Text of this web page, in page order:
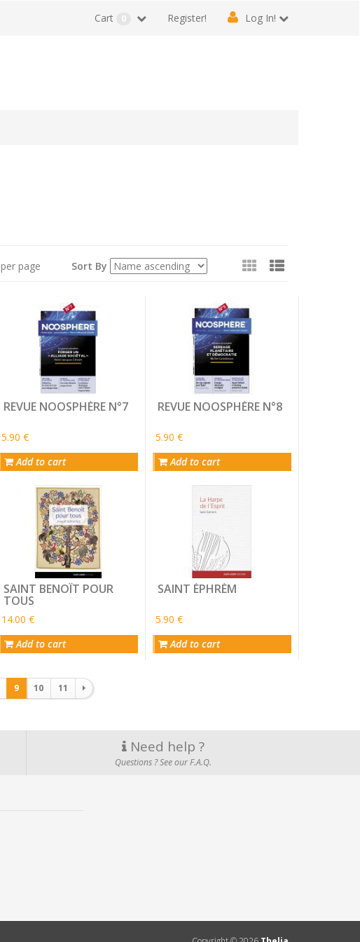
Register! Log In!
Cart 0
per page Sort By View
REVUE NOOSPHÈRE N°7
5.90 €
Add to cart
REVUE NOOSPHÈRE N°8
5.90 €
Add to cart
SAINT BENOÎT POUR
TOUS
14.00 €
Add to cart
SAINT ÉPHRÈM
5.90 €
Add to cart
9 10 11
Need help ?
Questions ? See our F.A.Q.